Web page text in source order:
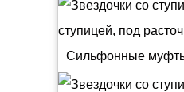
Сильфонные